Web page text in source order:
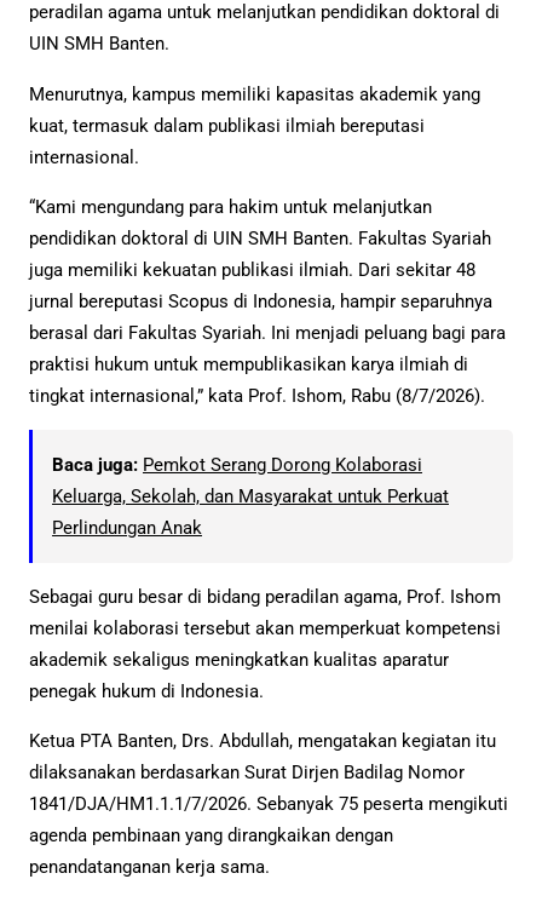
peradilan agama untuk melanjutkan pendidikan doktoral di
UIN SMH Banten.
Menurutnya, kampus memiliki kapasitas akademik yang
kuat, termasuk dalam publikasi ilmiah bereputasi
internasional.
“Kami mengundang para hakim untuk melanjutkan
pendidikan doktoral di UIN SMH Banten. Fakultas Syariah
juga memiliki kekuatan publikasi ilmiah. Dari sekitar 48
jurnal bereputasi Scopus di Indonesia, hampir separuhnya
berasal dari Fakultas Syariah. Ini menjadi peluang bagi para
praktisi hukum untuk mempublikasikan karya ilmiah di
tingkat internasional,” kata Prof. Ishom, Rabu (8/7/2026).
Baca juga: Pemkot Serang Dorong Kolaborasi
Keluarga, Sekolah, dan Masyarakat untuk Perkuat
Perlindungan Anak
Sebagai guru besar di bidang peradilan agama, Prof. Ishom
menilai kolaborasi tersebut akan memperkuat kompetensi
akademik sekaligus meningkatkan kualitas aparatur
penegak hukum di Indonesia.
Ketua PTA Banten, Drs. Abdullah, mengatakan kegiatan itu
dilaksanakan berdasarkan Surat Dirjen Badilag Nomor
1841/DJA/HM1.1.1/7/2026. Sebanyak 75 peserta mengikuti
agenda pembinaan yang dirangkaikan dengan
penandatanganan kerja sama.